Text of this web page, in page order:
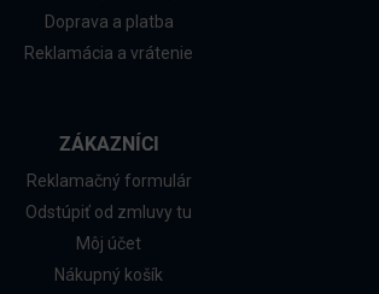
Doprava a platba
Reklamácia a vrátenie
ZÁKAZNÍCI
Reklamačný formulár
Odstúpiť od zmluvy tu
Môj účet
Nákupný košík